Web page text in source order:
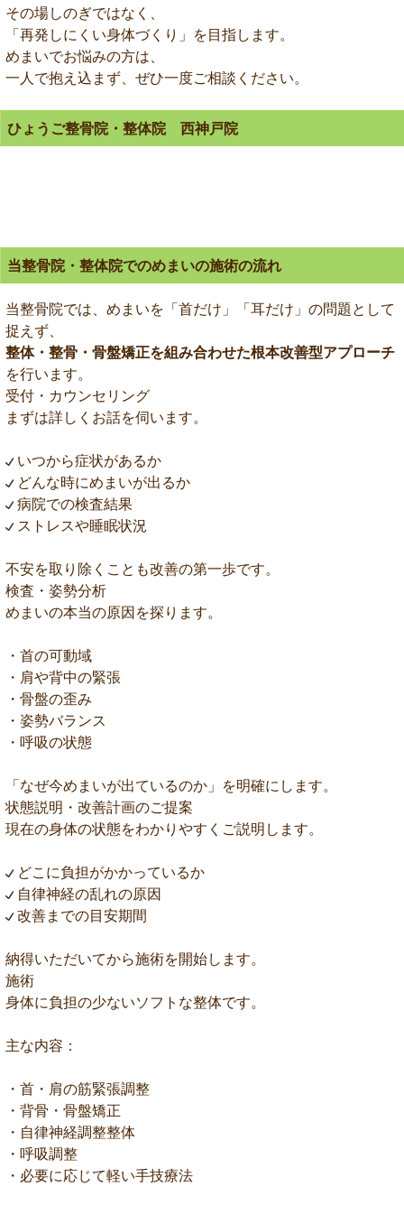
その場しのぎではなく、
「再発しにくい身体づくり」を目指します。
めまいでお悩みの方は、
一人で抱え込まず、ぜひ一度ご相談ください。
ひょうご整骨院・整体院 西神戸院
当整骨院・整体院でのめまいの施術の流れ
当整骨院では、めまいを「首だけ」「耳だけ」の問題として
捉えず、
整体・整骨・骨盤矯正を組み合わせた根本改善型アプローチ
を行います。
受付・カウンセリング
まずは詳しくお話を伺います。
いつから症状があるか
どんな時にめまいが出るか
病院での検査結果
ストレスや睡眠状況
不安を取り除くことも改善の第一歩です。
検査・姿勢分析
めまいの本当の原因を探ります。
・首の可動域
・肩や背中の緊張
・骨盤の歪み
・姿勢バランス
・呼吸の状態
「なぜ今めまいが出ているのか」を明確にします。
状態説明・改善計画のご提案
現在の身体の状態をわかりやすくご説明します。
どこに負担がかかっているか
自律神経の乱れの原因
改善までの目安期間
納得いただいてから施術を開始します。
施術
身体に負担の少ないソフトな整体です。
主な内容：
・首・肩の筋緊張調整
・背骨・骨盤矯正
・自律神経調整整体
・呼吸調整
・必要に応じて軽い手技療法